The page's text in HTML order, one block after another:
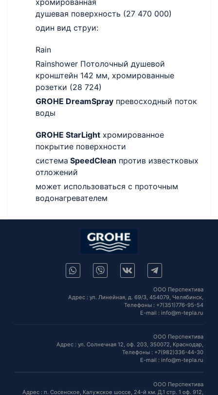
хромированная
душевая поверхность (27 470 000)
один вид струи:
Rain
Rainshower Потолочный душевой
кронштейн 142 мм, хромированные
розетки (28 724)
GROHE DreamSpray превосходный поток
воды
GROHE StarLight хромированное
покрытие поверхности
система SpeedClean против известковых
отложений
может использоваться с проточным
водонагревателем
ООО Перспектива
Адрес : ул. Линейная, д. 69/3, 454079, Челябинск,
Телефоны : +7(351)776-95-54
E-mail : info@m-tepla.ru
ООО Перспектива
Адрес : ул. Солнечная 12, оф. 203, 350072, Краснодар,
Телефоны : +7(982)336-44-30
E-mail : info@m-tepla.ru
ООО Перспектива
Адрес : п. Сосенское, Калужское шоссе, 24-й км. Д.1 стр. 1 оф. 912,